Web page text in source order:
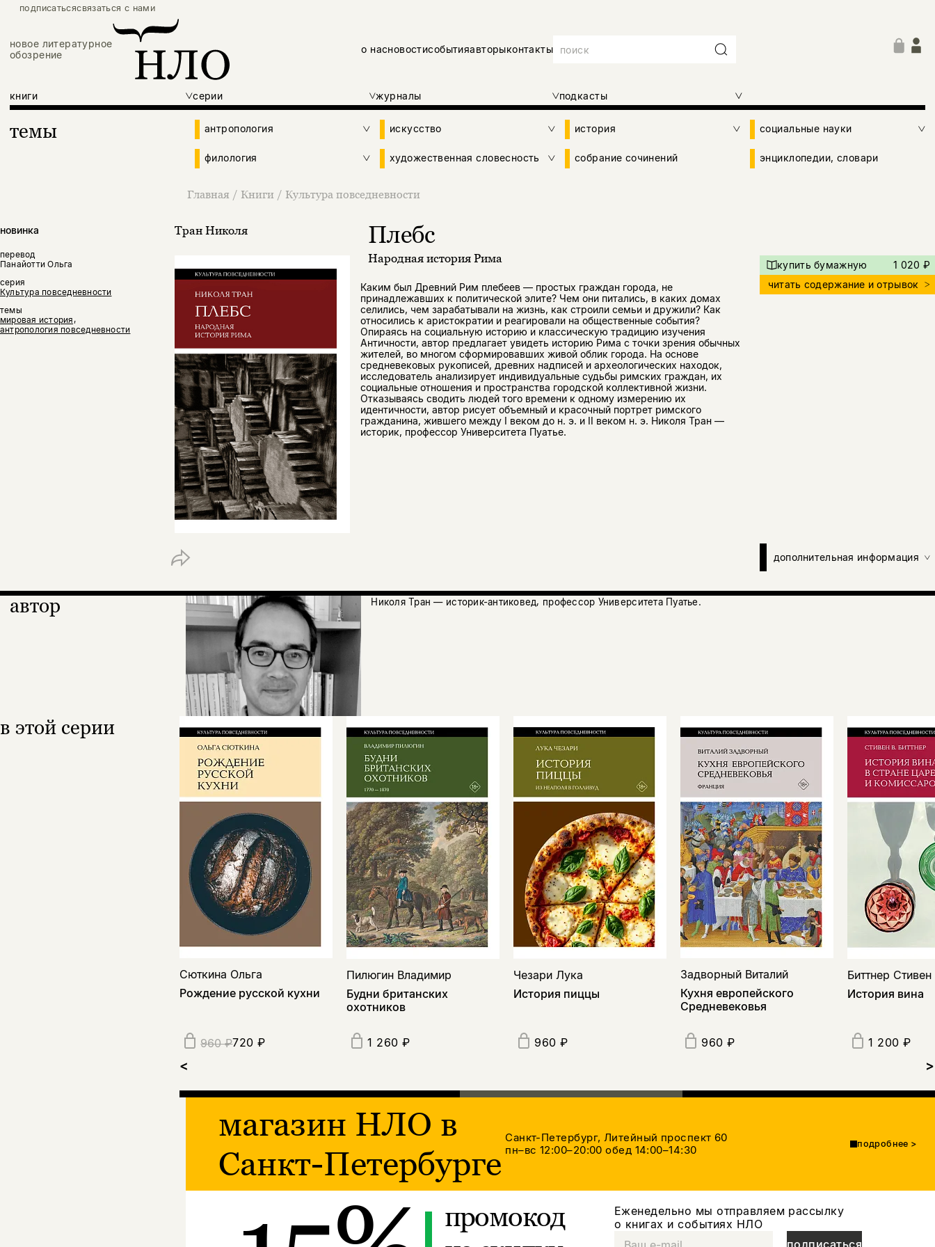
подписатьсясвязаться с нами
новое литературное
обозрение
о насновостисобытияавторыконтакты
книги серии журналы подкасты
темы антропология искусство история социальные науки
филология художественная словесность собрание сочинений энциклопедии, словари
Главная / Книги / Культура повседневности
новинка
перевод
Панайотти Ольга
серия
Культура повседневности
темы
мировая история,
антропология повседневности
Тран Николя Плебс
Народная история Рима
Каким был Древний Рим плебеев — простых граждан города, не
принадлежавших к политической элите? Чем они питались, в каких домах
селились, чем зарабатывали на жизнь, как строили семьи и дружили? Как
относились к аристократии и реагировали на общественные события?
Опираясь на социальную историю и классическую традицию изучения
Античности, автор предлагает увидеть историю Рима с точки зрения обычных
жителей, во многом сформировавших живой облик города. На основе
средневековых рукописей, древних надписей и археологических находок,
исследователь анализирует индивидуальные судьбы римских граждан, их
социальные отношения и пространства городской коллективной жизни.
Отказываясь сводить людей того времени к одному измерению их
идентичности, автор рисует объемный и красочный портрет римского
гражданина, жившего между I веком до н. э. и II веком н. э. Николя Тран —
историк, профессор Университета Пуатье.
купить бумажную
1 020 ₽
читать содержание и отрывок
дополнительная информация
автор Николя Тран — историк-антиковед, профессор Университета Пуатье.
в этой серии
Сюткина Ольга
Рождение русской кухни
960 ₽720 ₽
Пилюгин Владимир
Будни британских
охотников
1 260 ₽
Чезари Лука
История пиццы
960 ₽
Задворный Виталий
Кухня европейского
Средневековья
960 ₽
Биттнер Стивен
История вина
1 200 ₽
< >
магазин НЛО в
Санкт-Петербурге
Санкт-Петербург, Литейный проспект 60
пн–вс 12:00–20:00обед 14:00–14:30 подробнее >
промокод
Еженедельно мы отправляем рассылку
о книгах и событиях НЛО